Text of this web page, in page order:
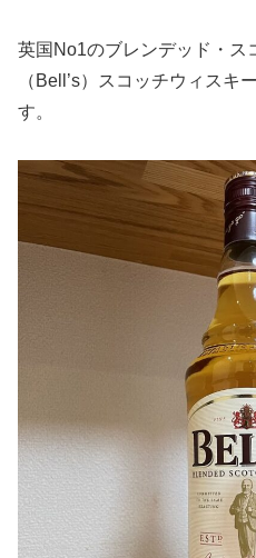
英国No1のブレンデッド・ス
（Bell’s）スコッチウィス
す。